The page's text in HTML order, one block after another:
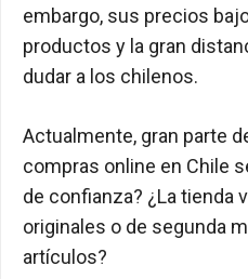
embargo, sus precios
productos y la gran
dudar a los chilenos.
Actualmente, gran parte
compras online en Chile
de confianza? ¿La tienda
originales o de segunda
artículos?